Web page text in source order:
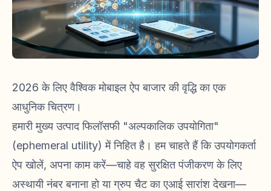
2026 के लिए वैश्विक मोबाइल ऐप बाजार की वृद्धि का एक
आधुनिक चित्रण।
हमारी मुख्य उत्पाद फिलॉसफी "अल्पकालिक उपयोगिता"
(ephemeral utility) में निहित है। हम चाहते हैं कि उपयोगकर्ता
ऐप खोलें, अपना काम करें—चाहे वह सुरक्षित पंजीकरण के लिए
अस्थायी नंबर बनाना हो या ग्रुप चैट का एआई सारांश देखना—